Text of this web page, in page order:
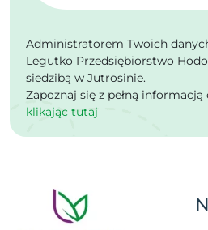
Administratorem Twoich
Legutko Przedsiębiorstwo
siedzibą w Jutrosinie.
Zapoznaj się z pełną
klikając tutaj